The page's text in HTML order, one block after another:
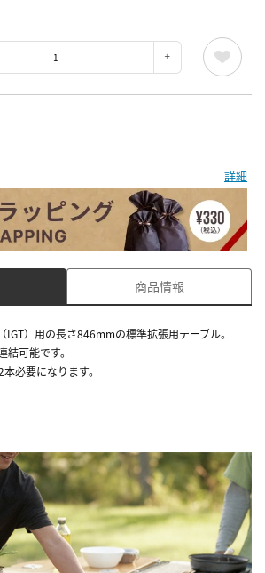
詳細
商品情報
IGT）用の長さ846mmの標準拡張用テーブル。
可能です。
必要になります。